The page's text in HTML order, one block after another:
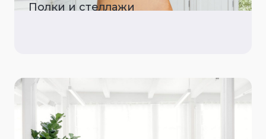
Полки и стеллажи